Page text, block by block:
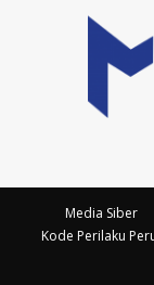
Media Siber
Kode Perilaku